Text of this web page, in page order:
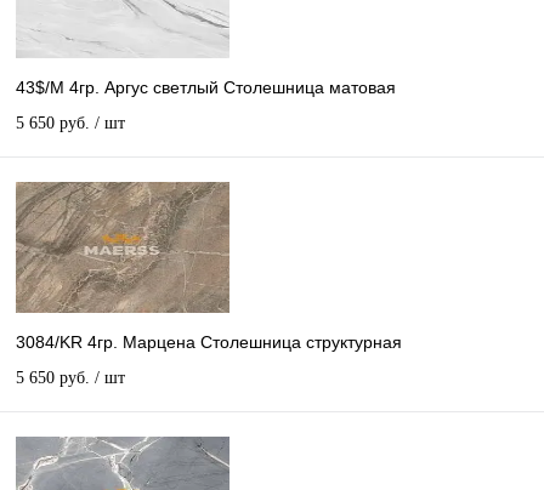
43$/М 4гр. Аргус светлый Столешница матовая
5 650 руб. / шт
3084/KR 4гр. Марцена Столешница структурная
5 650 руб. / шт